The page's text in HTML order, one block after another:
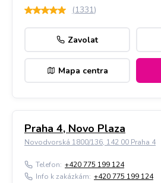
(1331)
Zavolat
Mapa centra
Praha 4, Novo Plaza
Novodvorská 1800/136, 142 00 Praha 4
Telefon: +420 775 199 124
Info k zakázkám: +420 775 199 124